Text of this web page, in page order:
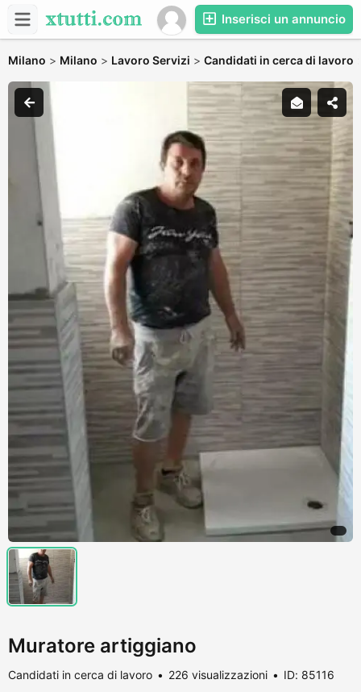
Inserisci un annuncio
Milano > Milano > Lavoro Servizi > Candidati in cerca di lavoro
Muratore artiggiano
Candidati in cerca di lavoro 226 visualizzazioni ID: 85116